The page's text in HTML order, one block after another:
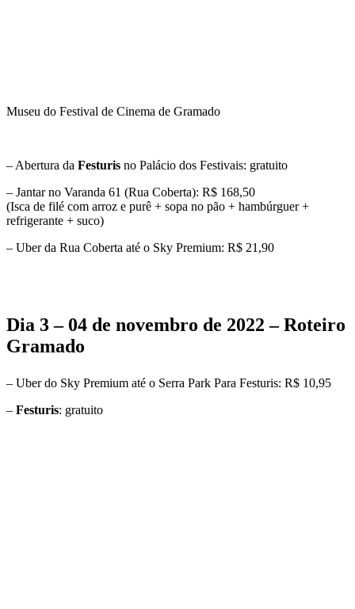
Museu do Festival de Cinema de Gramado
– Abertura da Festuris no Palácio dos Festivais: gratuito
– Jantar no Varanda 61 (Rua Coberta): R$ 168,50
(Isca de filé com arroz e purê + sopa no pão + hambúrguer +
refrigerante + suco)
– Uber da Rua Coberta até o Sky Premium: R$ 21,90
Dia 3 – 04 de novembro de 2022 – Roteiro
Gramado
– Uber do Sky Premium até o Serra Park Para Festuris: R$ 10,95
– Festuris: gratuito